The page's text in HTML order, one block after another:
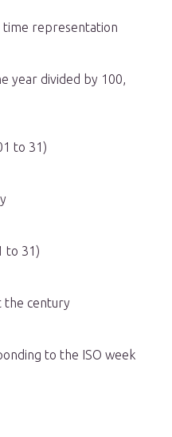
representation
year divided by 100,
to 31)
to 31)
the century
to the ISO week